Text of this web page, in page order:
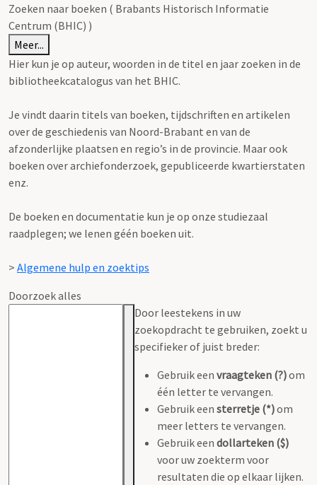
Zoeken naar boeken ( Brabants Historisch Informatie
Centrum (BHIC) )
Meer...
Hier kun je op auteur, woorden in de titel en jaar zoeken in de
bibliotheekcatalogus van het BHIC.
Je vindt daarin titels van boeken, tijdschriften en artikelen
over de geschiedenis van Noord-Brabant en van de
afzonderlijke plaatsen en regio’s in de provincie. Maar ook
boeken over archiefonderzoek, gepubliceerde kwartierstaten
enz.
De boeken en documentatie kun je op onze studiezaal
raadplegen; we lenen géén boeken uit.
> Algemene hulp en zoektips
Doorzoek alles
Door leestekens in uw
zoekopdracht te gebruiken, zoekt u
specifieker of juist breder:
Gebruik een vraagteken (?)om
één letter te vervangen.
Gebruik een sterretje (*)om
meer letters te vervangen.
Gebruik een dollarteken ($)
voor uw zoekterm voor
resultaten die op elkaar lijken.